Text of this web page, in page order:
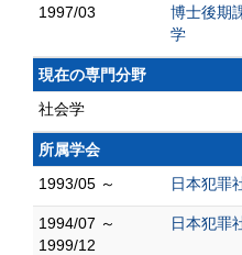
1997/03
博士後期
学
現在の専門分野
社会学
所属学会
1993/05 ～
日本犯罪
1994/07 ～
1999/12
日本犯罪